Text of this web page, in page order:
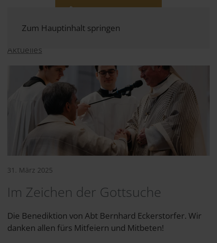
Zum Hauptinhalt springen
Aktuelles
31. März 2025
Im Zeichen der Gottsuche
Die Benediktion von Abt Bernhard Eckerstorfer. Wir
danken allen fürs Mitfeiern und Mitbeten!